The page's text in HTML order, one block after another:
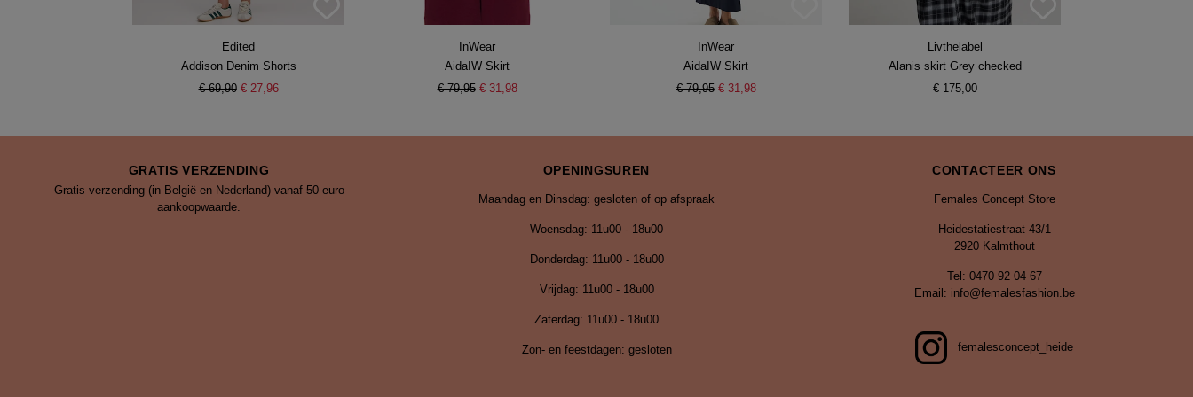
Edited
Addison Denim Shorts
€ 69,90 € 27,96
InWear
AidaIW Skirt
€ 79,95 € 31,98
InWear
AidaIW Skirt
€ 79,95 € 31,98
Livthelabel
Alanis skirt Grey checked
€ 175,00
GRATIS VERZENDING
Gratis verzending (in België en Nederland) vanaf 50 euro
aankoopwaarde.
OPENINGSUREN
Maandag en Dinsdag: gesloten of op afspraak
Woensdag: 11u00 - 18u00
Donderdag: 11u00 - 18u00
Vrijdag: 11u00 - 18u00
Zaterdag: 11u00 - 18u00
Zon- en feestdagen: gesloten
CONTACTEER ONS
Females Concept Store
Heidestatiestraat 43/1
2920 Kalmthout
Tel: 0470 92 04 67
Email: info@femalesfashion.be
femalesconcept_heide